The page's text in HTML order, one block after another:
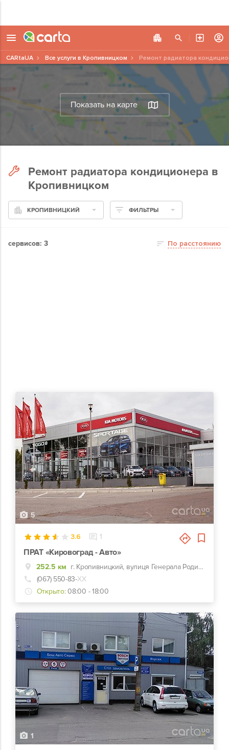
Показать на карте
CARtaUA Все услуги в Кропивницком Ремонт радиатора
Ремонт радиатора кондиционера в
Кропивницком
КРОПИВНИЦКИЙ ФИЛЬТРЫ
сервисов: 3 По расстоянию
5
3.6 1
ПРАТ «Кировоград - Авто»
252.5 км
г. Кропивницкий, вулиця Генерала Родимцева, 123
(067) 550-83-ХХ
Открыто: 08:00 - 18:00
1